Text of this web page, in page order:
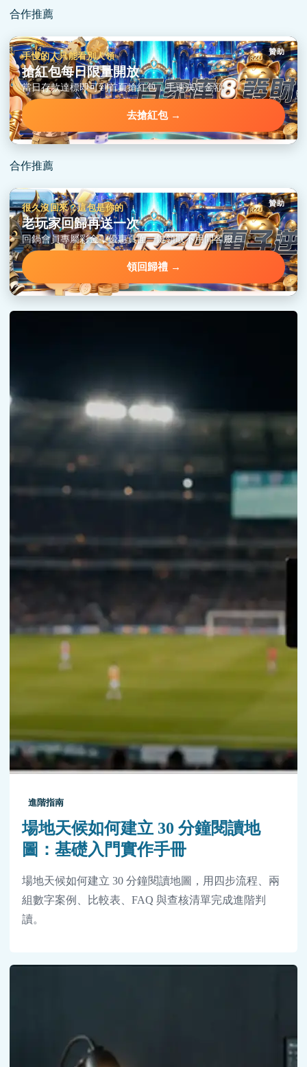
合作推薦
贊助
手慢的人只能看別人領
搶紅包每日限量開放
當日存款達標即可到首頁搶紅包，手速決定金額。
去搶紅包 →
合作推薦
贊助
很久沒回來？這包是你的
老玩家回歸再送一次
回鍋會員專屬彩金，優惠頁面一鍵領取不用問客服。
領回歸禮 →
進階指南
場地天候如何建立 30 分鐘閱讀地
圖：基礎入門實作手冊
場地天候如何建立 30 分鐘閱讀地圖，用四步流程、兩
組數字案例、比較表、FAQ 與查核清單完成進階判
讀。